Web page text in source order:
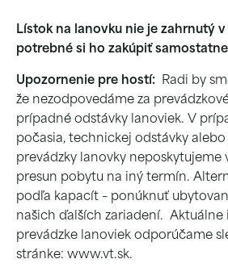
Lístok na lanovku nie je zahrnutý
potrebné si ho zakúpiť
Upozornenie pre hostí: Radi by
že nezodpovedáme za
prípadné odstávky lanoviek. V
počasia, technickej odstávky alebo
prevádzky lanovky neposkytujeme
presun pobytu na iný termín.
podľa kapacít – ponúknuť
našich ďalších zariadení. Aktuálne
prevádzke lanoviek odporúčame
stránke: www.vt.sk.